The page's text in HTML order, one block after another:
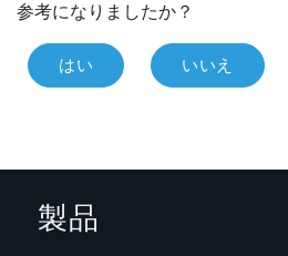
参考になりましたか？
はい いいえ
製品